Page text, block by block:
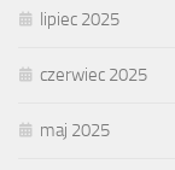
lipiec 2025
czerwiec 2025
maj 2025